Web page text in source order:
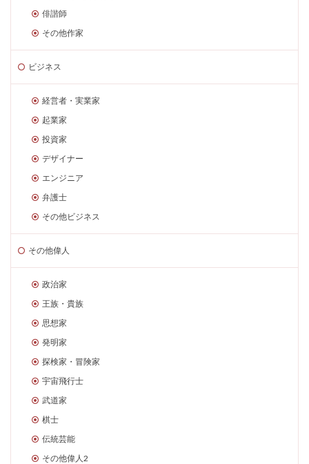
俳諧師
その他作家
ビジネス
経営者・実業家
起業家
投資家
デザイナー
エンジニア
弁護士
その他ビジネス
その他偉人
政治家
王族・貴族
思想家
発明家
探検家・冒険家
宇宙飛行士
武道家
棋士
伝統芸能
その他偉人2